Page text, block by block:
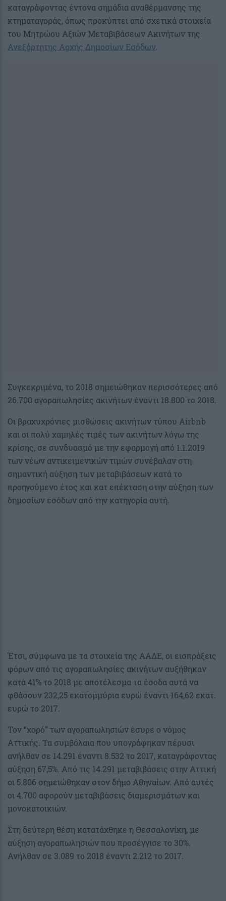
καταγράφοντας έντονα σημάδια αναθέρμανσης της
κτηματαγοράς, όπως προκύπτει από σχετικά στοιχεία
του Μητρώου Αξιών Μεταβιβάσεων Ακινήτων της
Ανεξάρτητης Αρχής Δημοσίων Εσόδων.
Συγκεκριμένα, το 2018 σημειώθηκαν περισσότερες από
26.700 αγοραπωλησίες ακινήτων έναντι 18.800 το 2018.
Οι βραχυχρόνιες μισθώσεις ακινήτων τύπου Airbnb
και οι πολύ χαμηλές τιμές των ακινήτων λόγω της
κρίσης, σε συνδυασμό με την εφαρμογή από 1.1.2019
των νέων αντικειμενικών τιμών συνέβαλαν στη
σημαντική αύξηση των μεταβιβάσεων κατά το
προηγούμενο έτος και κατ επέκταση στην αύξηση των
δημοσίων εσόδων από την κατηγορία αυτή.
Έτσι, σύμφωνα με τα στοιχεία της ΑΑΔΕ, οι εισπράξεις
φόρων από τις αγοραπωλησίες ακινήτων αυξήθηκαν
κατά 41% το 2018 με αποτέλεσμα τα έσοδα αυτά να
φθάσουν 232,25 εκατομμύρια ευρώ έναντι 164,62 εκατ.
ευρώ το 2017.
Τον “χορό” των αγοραπωλησιών έσυρε ο νόμος
Αττικής. Τα συμβόλαια που υπογράφηκαν πέρυσι
ανήλθαν σε 14.291 έναντι 8.532 το 2017, καταγράφοντας
αύξηση 67,5%. Από τις 14.291 μεταβιβάσεις στην Αττική
οι 5.806 σημειώθηκαν στον δήμο Αθηναίων. Από αυτές
οι 4.700 αφορούν μεταβιβάσεις διαμερισμάτων και
μονοκατοικιών.
Στη δεύτερη θέση κατατάχθηκε η Θεσσαλονίκη, με
αύξηση αγοραπωλησιών που προσέγγισε το 30%.
Ανήλθαν σε 3.089 το 2018 έναντι 2.212 το 2017.